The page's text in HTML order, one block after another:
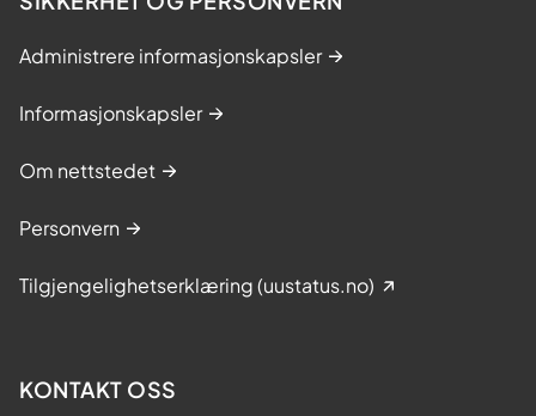
Administrere informasjonskapsler
Informasjonskapsler
Om nettstedet
Personvern
Tilgjengelighetserklæring (uustatus.no)
KONTAKT OSS